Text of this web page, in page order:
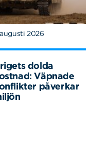
2026
dolda
Väpnade
påverkar